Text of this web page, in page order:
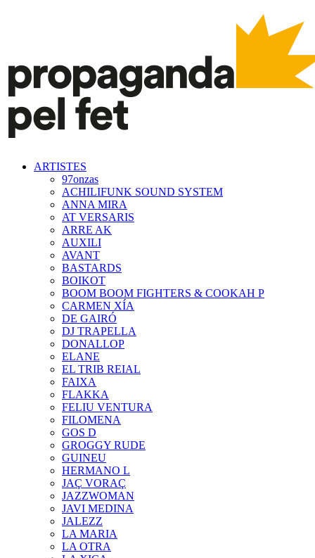
ARTISTES
97onzas
ACHILIFUNK SOUND SYSTEM
ANNA MIRA
AT VERSARIS
ARRE AK
AUXILI
AVANT
BASTARDS
BOIKOT
BOOM BOOM FIGHTERS & COOKAH P
CARMEN XÍA
DE GAIRÓ
DJ TRAPELLA
DONALLOP
ELANE
EL TRIB REIAL
FAIXA
FLAKKA
FELIU VENTURA
FILOMENA
GOS D
GROGGY RUDE
GUINEU
HERMANO L
JAÇ VORAÇ
JAZZWOMAN
JAVI MEDINA
JALEZZ
LA MARIA
LA OTRA